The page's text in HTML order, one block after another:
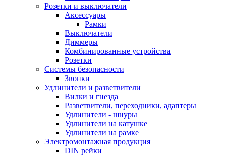
Розетки и выключатели
Аксессуары
Рамки
Выключатели
Диммеры
Комбинированные устройства
Розетки
Системы безопасности
Звонки
Удлинители и разветвители
Вилки и гнезда
Разветвители, переходники, адаптеры
Удлинители - шнуры
Удлинители на катушке
Удлинители на рамке
Электромонтажная продукция
DIN рейки